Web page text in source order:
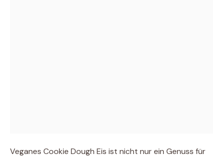
Veganes Cookie Dough Eis ist nicht nur ein Genuss für